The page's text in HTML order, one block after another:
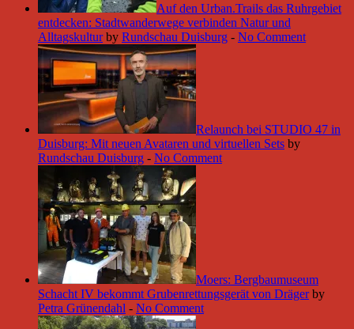
Auf den Urban.Trails das Ruhrgebiet
entdecken: Stadtwanderwege verbinden Natur und
Alltagskultur by Rundschau Duisburg - No Comment
Relaunch bei STUDIO 47 in
Duisburg: Mit neuen Avataren und virtuellen Sets by
Rundschau Duisburg - No Comment
Moers: Bergbaumuseum
Schacht IV bekommt Grubenrettungsgerät von Dräger by
Petra Grünendahl - No Comment